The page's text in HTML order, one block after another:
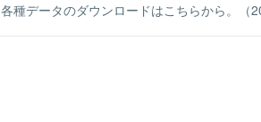
各種データのダウンロードはこちらから。（